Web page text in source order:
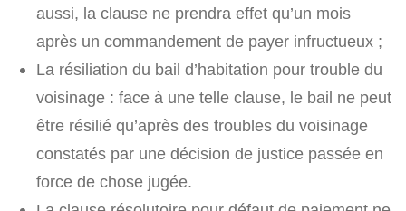
aussi, la clause ne prendra effet qu’un mois
après un commandement de payer infructueux ;
La résiliation du bail d’habitation pour trouble du
voisinage : face à une telle clause, le bail ne peut
être résilié qu’après des troubles du voisinage
constatés par une décision de justice passée en
force de chose jugée.